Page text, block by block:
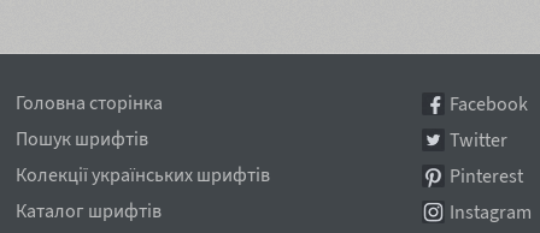
Головна сторінка
Пошук шрифтів
Колекції українських шрифтів
Каталог шрифтів
Facebook
Twitter
Pinterest
Instagram